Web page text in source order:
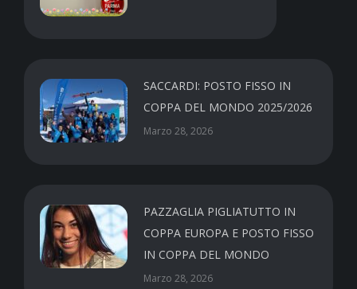
SACCARDI: POSTO FISSO IN
COPPA DEL MONDO 2025/2026
Marzo 28, 2026
PAZZAGLIA PIGLIATUTTO IN
COPPA EUROPA E POSTO FISSO
IN COPPA DEL MONDO
Marzo 28, 2026